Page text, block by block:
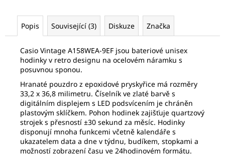
Popis Související (3) Diskuze Značka
Casio Vintage A158WEA-9EF jsou bateriové unisex
hodinky v retro designu na ocelovém náramku s
posuvnou sponou.
Hranaté pouzdro z epoxidové pryskyřice má rozměry
33,2 x 36,8 milimetru. Číselník ve zlaté barvě s
digitálním displejem s LED podsvícením je chráněn
plastovým sklíčkem. Pohon hodinek zajišťuje quartzový
strojek s přesností ±30 sekund za měsíc. Hodinky
disponují mnoha funkcemi včetně kalendáře s
ukazatelem data a dne v týdnu, budíkem, stopkami a
možností zobrazení času ve 24hodinovém formátu.
FREDERIQUE
FC-
292MG5B6B
810
Původně:
300